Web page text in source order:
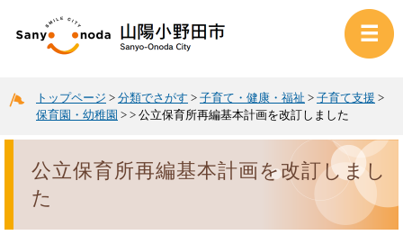
トップページ > 分類でさがす > 子育て・健康・福祉 > 子育て支援 >
保育園・幼稚園 > > 公立保育所再編基本計画を改訂しました
公立保育所再編基本計画を改訂しまし
た